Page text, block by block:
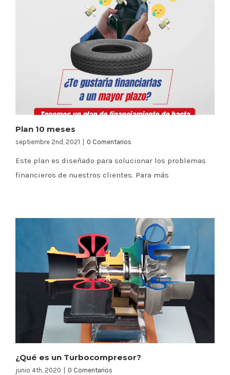
Plan 10 meses
septiembre 2nd, 2021 0 Comentarios
Este plan es diseñado para solucionar los problemas
financieros de nuestros clientes. Para más
¿Qué es un Turbocompresor?
junio 4th, 2020 0 Comentarios